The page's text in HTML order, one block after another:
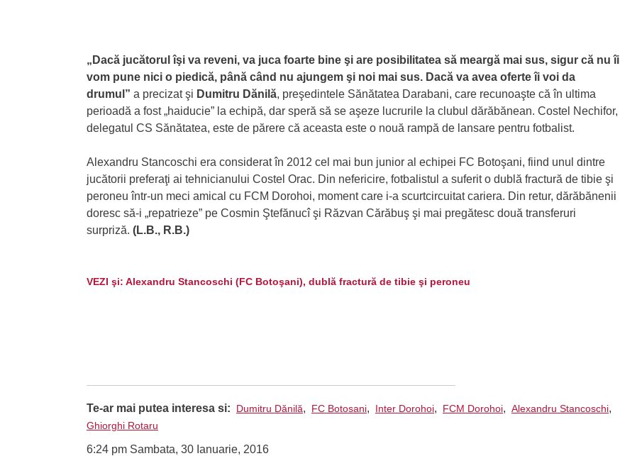
„Dacă jucătorul îşi va reveni, va juca foarte bine şi are posibilitatea să meargă mai sus, sigur că nu îi
vom pune nici o piedică, până când nu ajungem şi noi mai sus. Dacă va avea oferte îi voi da
drumul” a precizat şi Dumitru Dănilă, preşedintele Sănătatea Darabani, care recunoaşte că în ultima
perioadă a fost „haiducie” la echipă, dar speră să se aşeze lucrurile la clubul dărăbănean. Costel Nechifor,
delegatul CS Sănătatea, este de părere că aceasta este o nouă rampă de lansare pentru fotbalist.
Alexandru Stancoschi era considerat în 2012 cel mai bun junior al echipei FC Botoşani, fiind unul dintre
jucătorii preferaţi ai tehnicianului Costel Orac. Din nefericire, fotbalistul a suferit o dublă fractură de tibie şi
peroneu într-un meci amical cu FCM Dorohoi, moment care i-a scurtcircuitat cariera. Din retur, dărăbănenii
doresc să-i „repatrieze” pe Cosmin Ştefănucî şi Răzvan Cărăbuş şi mai pregătesc două transferuri
surpriză. (L.B., R.B.)
VEZI şi: Alexandru Stancoschi (FC Botoşani), dublă fractură de tibie şi peroneu
Te-ar mai putea interesa si: Dumitru Dănilă, FC Botosani, Inter Dorohoi, FCM Dorohoi, Alexandru Stancoschi,
Ghiorghi Rotaru
6:24 pm Sambata, 30 Ianuarie, 2016